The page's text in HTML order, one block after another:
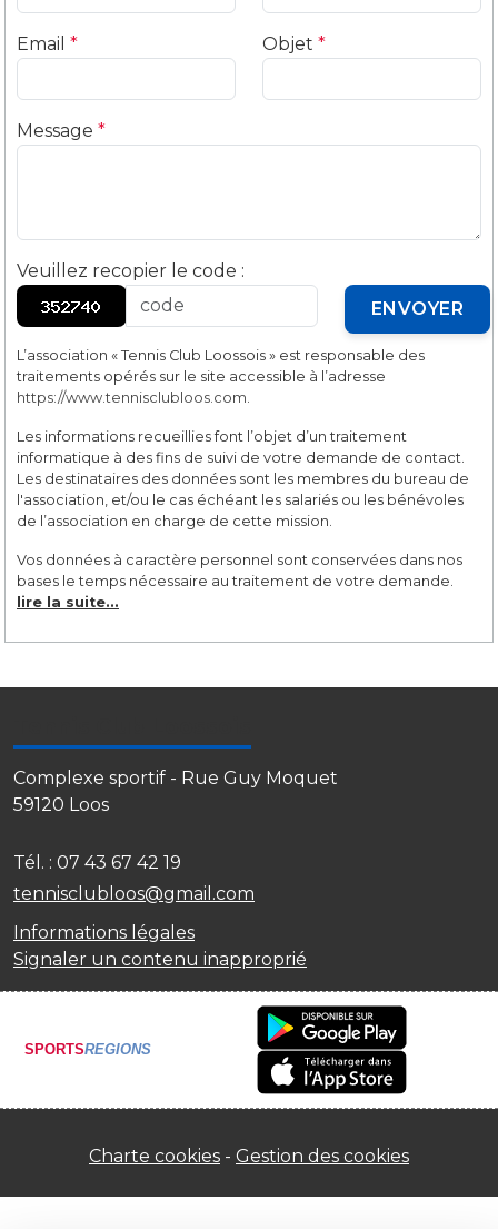
Email * Objet *
Message *
Veuillez recopier le code :
ENVOYER
L’association « Tennis Club Loossois » est responsable des
traitements opérés sur le site accessible à l’adresse
https://www.tennisclubloos.com
Les informations recueillies font l’objet d’un traitement
informatique à des fins de suivi de votre demande de contact.
Les destinataires des données sont les membres du bureau de
l'association, et/ou le cas échéant les salariés ou les bénévoles
de l’association en charge de cette mission.
Vos données à caractère personnel sont conservées dans nos
bases le temps nécessaire au traitement de votre demande.
lire la suite...
Complexe sportif - Rue Guy Moquet
59120 Loos
Tél. : 07 43 67 42 19
tennisclubloos@gmail.com
Informations légales
Signaler un contenu inapproprié
SPORTSREGIONS
Charte cookies Gestion des cookies